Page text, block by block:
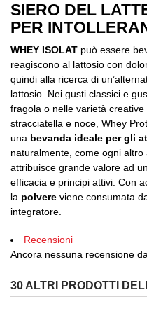
SIERO DEL
PER
WHEY ISOLAT può essere
reagiscono al lattosio con
quindi alla ricerca di
lattosio. Nei gusti classici e
fragola o nelle varietà
stracciatella e noce, Whey
una bevanda ideale per gli
naturalmente, come ogni
attribuisce grande valore ad
efficacia e principi attivi. Con
la polvere viene consumata
integratore.
Recensioni
Ancora nessuna recensione
30 ALTRI PRODOTTI